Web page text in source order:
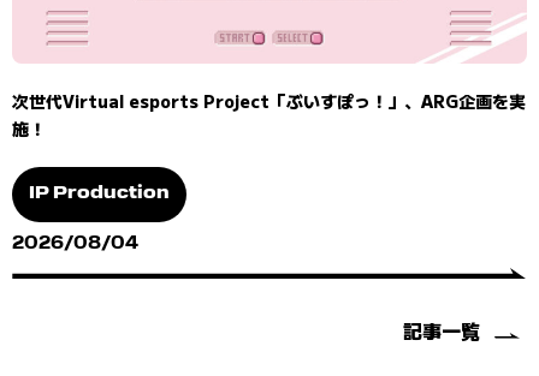
次世代Virtual esports Project「ぶいすぽっ！」、ARG企画を実
施！
IP Production
2026/08/04
記事一覧